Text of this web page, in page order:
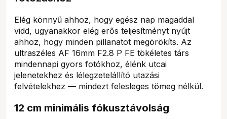
Elég könnyű ahhoz, hogy egész nap magaddal
vidd, ugyanakkor elég erős teljesítményt nyújt
ahhoz, hogy minden pillanatot megörökíts. Az
ultraszéles AF 16mm F2.8 P FE tökéletes társ
mindennapi gyors fotókhoz, élénk utcai
jelenetekhez és lélegzetelállító utazási
felvételekhez — mindezt felesleges tömeg nélkül.
12 cm minimális fókusztávolság